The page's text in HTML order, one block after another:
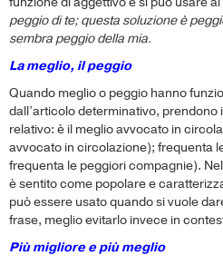
peggio di te; questa soluzione è
sembra peggio della mia.
La meglio, il peggio
Quando meglio o peggio hanno
dall’articolo determinativo, prendono
relativo: è il meglio avvocato in
avvocato in circolazione); frequenta
frequenta le peggiori compagnie).
è sentito come popolare e
può essere usato quando si vuole
frase, meglio evitarlo invece in
Più migliore e più meglio